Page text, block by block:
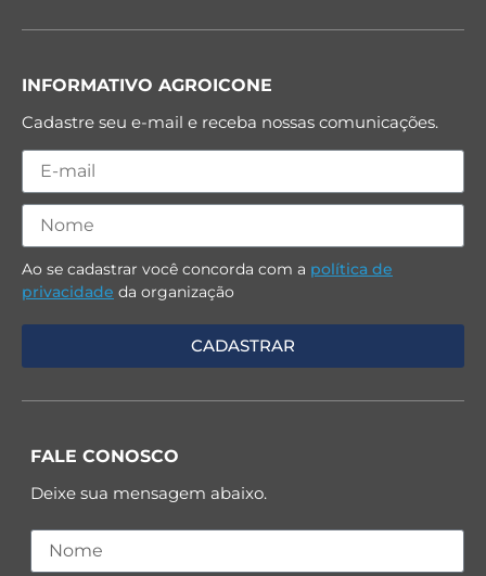
INFORMATIVO AGROICONE
Cadastre seu e-mail e receba nossas comunicações.
Ao se cadastrar você concorda com a política de
privacidade da organização
FALE CONOSCO
Deixe sua mensagem abaixo.